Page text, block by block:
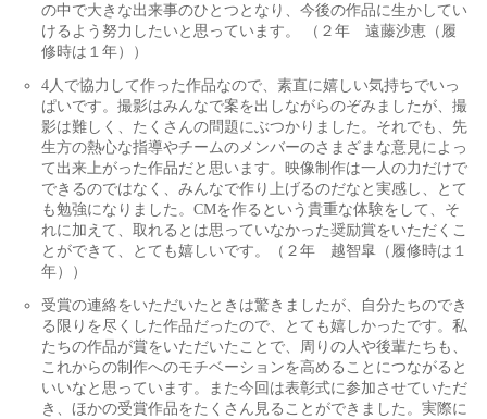
の中で大きな出来事のひとつとなり、今後の作品に生かしてい
けるよう努力したいと思っています。 （２年 遠藤沙恵（履
修時は１年））
4人で協力して作った作品なので、素直に嬉しい気持ちでいっ
ぱいです。撮影はみんなで案を出しながらのぞみましたが、撮
影は難しく、たくさんの問題にぶつかりました。それでも、先
生方の熱心な指導やチームのメンバーのさまざまな意見によっ
て出来上がった作品だと思います。映像制作は一人の力だけで
できるのではなく、みんなで作り上げるのだなと実感し、とて
も勉強になりました。CMを作るという貴重な体験をして、そ
れに加えて、取れるとは思っていなかった奨励賞をいただくこ
とができて、とても嬉しいです。（２年 越智皐（履修時は１
年））
受賞の連絡をいただいたときは驚きましたが、自分たちのでき
る限りを尽くした作品だったので、とても嬉しかったです。私
たちの作品が賞をいただいたことで、周りの人や後輩たちも、
これからの制作へのモチベーションを高めることにつながると
いいなと思っています。また今回は表彰式に参加させていただ
き、ほかの受賞作品をたくさん見ることができました。実際に